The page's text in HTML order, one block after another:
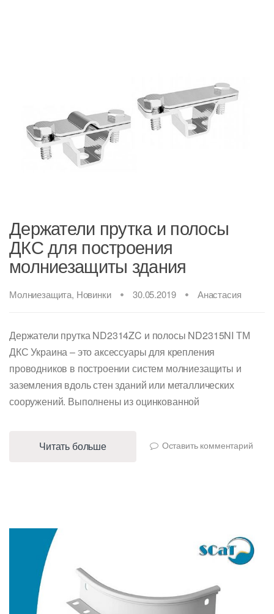
Держатели прутка и полосы
ДКС для построения
молниезащиты здания
Молниезащита, Новинки 30.05.2019 Анастасия
Держатели прутка ND2314ZC и полосы ND2315NI ТМ
ДКС Украина – это аксессуары для крепления
проводников в построении систем молниезащиты и
заземления вдоль стен зданий или металлических
сооружений. Выполнены из оцинкованной
Читать больше Оставить комментарий